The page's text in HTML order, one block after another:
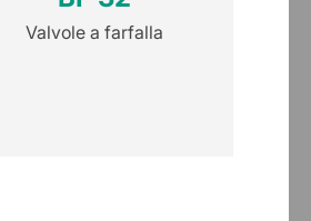
Valvole a farfalla